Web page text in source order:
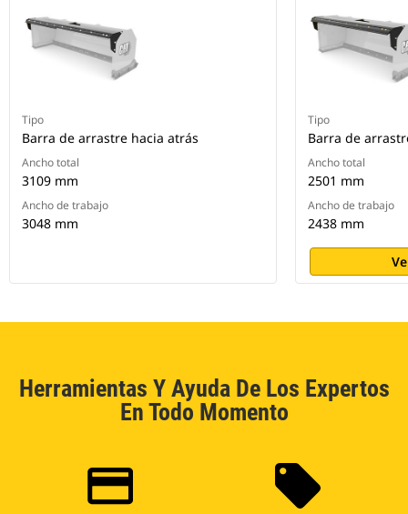
Tipo
Barra de arrastre hacia atrás
Ancho total
3109 mm
Ancho de trabajo
3048 mm
Tipo
Barra de
Ancho total
2501 mm
Ancho de trabajo
2438 mm
Herramientas Y Ayuda De Los Expertos
En Todo Momento